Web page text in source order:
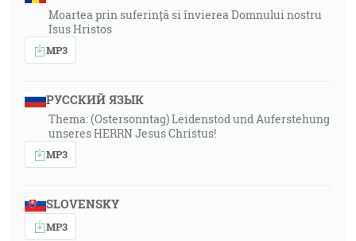
Moartea prin suferință si învierea Domnului nostru
Isus Hristos
MP3
РУССКИЙ ЯЗЫК
Thema: (Ostersonntag) Leidenstod und Auferstehung
unseres HERRN Jesus Christus!
MP3
SLOVENSKY
MP3